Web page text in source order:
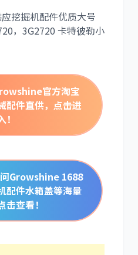
挖掘机配件优质大号
，3G2720 卡特彼勒小
官方淘宝
配件直供，点击进
！
Growshine 1688
配件水箱盖等海量
击查看！